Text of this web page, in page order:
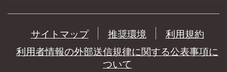
サイトマップ 推奨環境
利用規約
利用者情報の外部送信規律に関する公表事項に
ついて